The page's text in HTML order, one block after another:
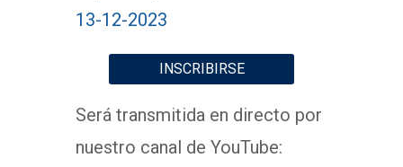
13-12-2023
INSCRIBIRSE
Será transmitida en directo por
nuestro canal de YouTube: